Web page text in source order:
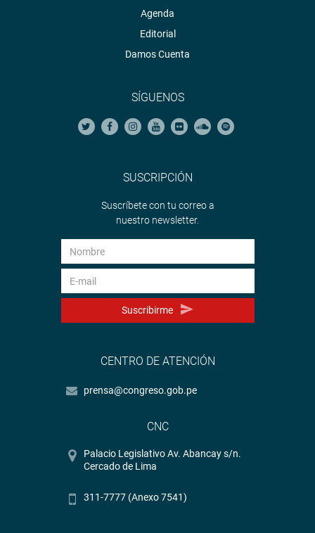
Agenda
Editorial
Damos Cuenta
SÍGUENOS
SUSCRIPCIÓN
Suscríbete con tu correo a
nuestro newsletter.
Suscribirme
CENTRO DE ATENCIÓN
prensa@congreso.gob.pe
CNC
Palacio Legislativo Av. Abancay s/n.
Cercado de Lima
311-7777 (Anexo 7541)